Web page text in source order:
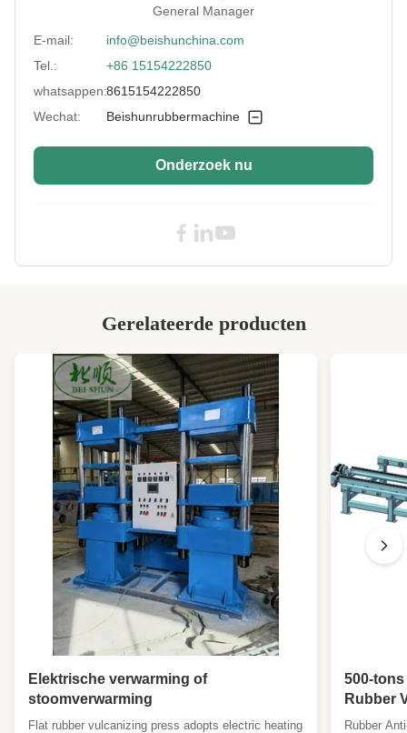
PLC-besturing
Warranty: 2 jaar
Industries:
Rubber en kunststof mengen
125L Capaciteit Rubber Dispersie Mixer
General Manager
E-mail:
info@beishunchina.com
Tel.:
+86 15154222850
whatsappen:8615154222850
Wechat:
Beishunrubbermachine
Onderzoek nu
Gerelateerde producten
Elektrische verwarming of
stoomverwarming
Flat rubber vulcanizing press adopts electric heating
500-
Rubber
Rubber